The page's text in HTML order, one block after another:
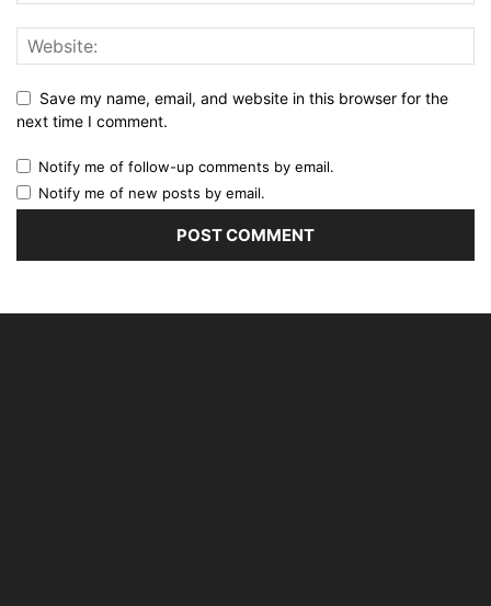
Save my name, email, and website in this browser for the
next time I comment.
Notify me of follow-up comments by email.
Notify me of new posts by email.